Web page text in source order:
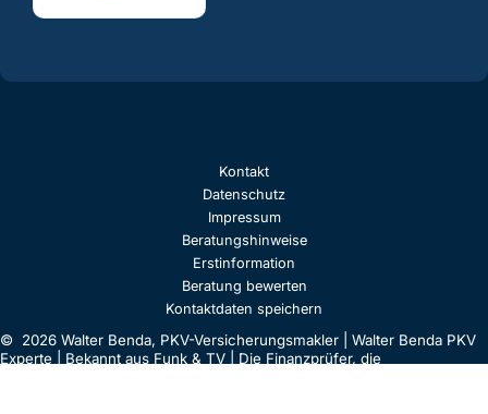
Kontakt
Datenschutz
Impressum
Beratungshinweise
Erstinformation
Beratung bewerten
Kontaktdaten speichern
© 2026 Walter Benda, PKV-Versicherungsmakler | Walter Benda PKV
Experte | Bekannt aus Funk & TV | Die Finanzprüfer, die